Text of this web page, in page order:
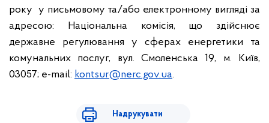
року у письмовому та/або електронному вигляді за
адресою: Національна комісія, що здійснює
державне регулювання у сферах енергетики та
комунальних послуг, вул. Смоленська 19, м. Київ,
03057; e-mail: kontsur@nerc.gov.ua.
Надрукувати